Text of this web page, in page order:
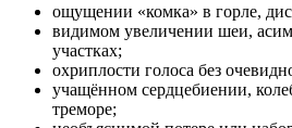
ощущении «комка» в горле,
видимом увеличении шеи,
участках;
охриплости голоса без
учащённом сердцебиении,
треморе;